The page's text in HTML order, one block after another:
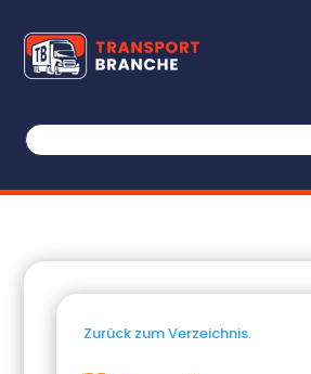
Zurück zum Verzeichnis.